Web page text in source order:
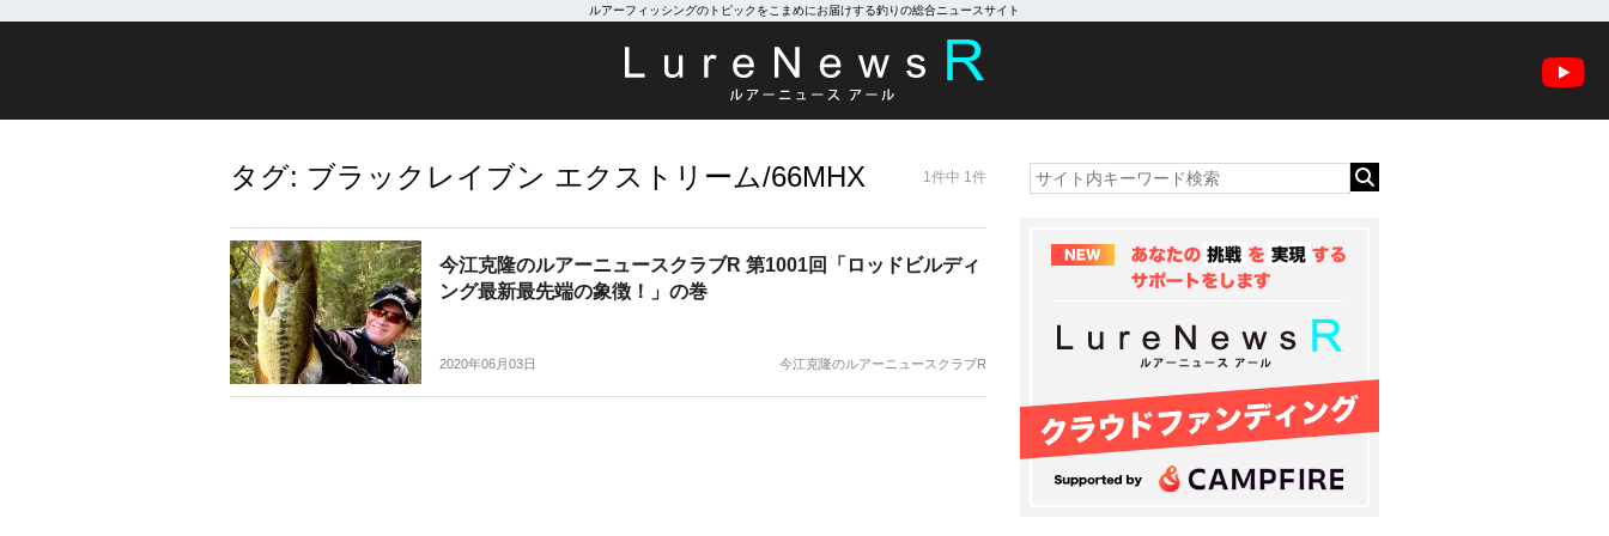
ルアーフィッシングのトピックをこまめにお届けする釣りの総合ニュースサイト
タグ: ブラックレイブン エクストリーム/66MHX 1件中 1件
今江克隆のルアーニュースクラブR 第1001回「ロッドビルディ
ング最新最先端の象徴！」の巻
2020年06月03日 今江克隆のルアーニュースクラブR